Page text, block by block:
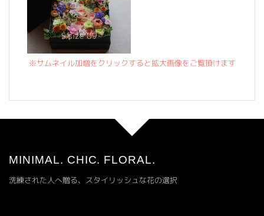
S size 09
※サムネイル加増をクリックすると拡大画像をご覧頂けます
MINIMAL. CHIC. FLORAL.
洗練された人へ贈る、スタイリッシュな花の選択